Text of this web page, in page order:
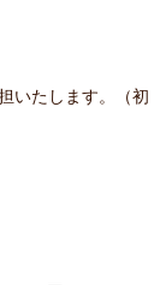
いたします。（初